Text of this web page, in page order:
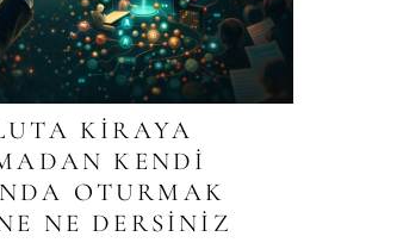
KIRAYA
KENDI
OTURMAK
NE DERSINIZ